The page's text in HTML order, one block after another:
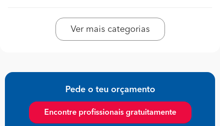
Ver mais categorias
Pede o teu orçamento
Encontre profissionais gratuitamente